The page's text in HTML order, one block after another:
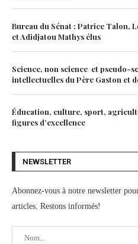
Bureau du Sénat : Patrice Talon,
et Adidjatou Mathys élus
Science, non science et pseudo-
intellectuelles du Père Gaston et
Éducation, culture, sport,
figures d’excellence
NEWSLETTER
Abonnez-vous à notre newsletter
articles. Restons informés!